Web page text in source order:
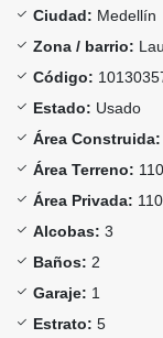
Ciudad: Medellín
Zona / barrio:
Código:
Estado: Usado
Área Construida:
Área Terreno:
Área Privada:
Alcobas: 3
Baños: 2
Garaje: 1
Estrato: 5